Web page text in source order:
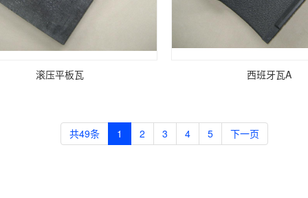
滚压平板瓦 西班牙瓦A
共49条 1 2 3 4 5 下一页